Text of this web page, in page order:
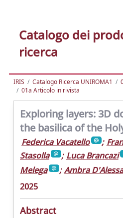
Catalogo dei
ricerca
IRIS Catalogo Ricerca UNIROMA1
01a Articolo in rivista
Exploring layers: 3D
the basilica of the
Federica Vacatello ;
Stasolla
; Luca Brancazi
Melega
; Ambra
2025
Abstract